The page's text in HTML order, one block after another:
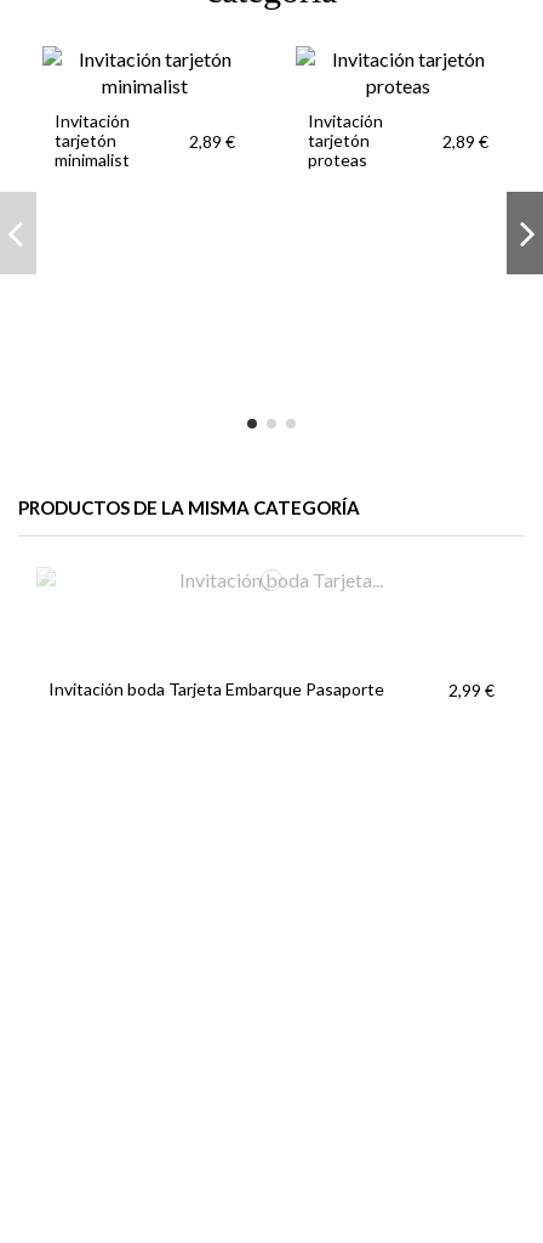
Invitación
tarjetón
minimalist
2,89 €
Invitación
tarjetón
proteas
2,89 €
PRODUCTOS DE LA MISMA CATEGORÍA
Invitación boda Tarjeta Embarque Pasaporte 2,99 €